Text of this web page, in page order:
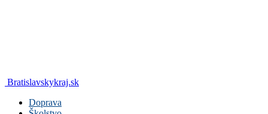
Bratislavskykraj.sk
Doprava